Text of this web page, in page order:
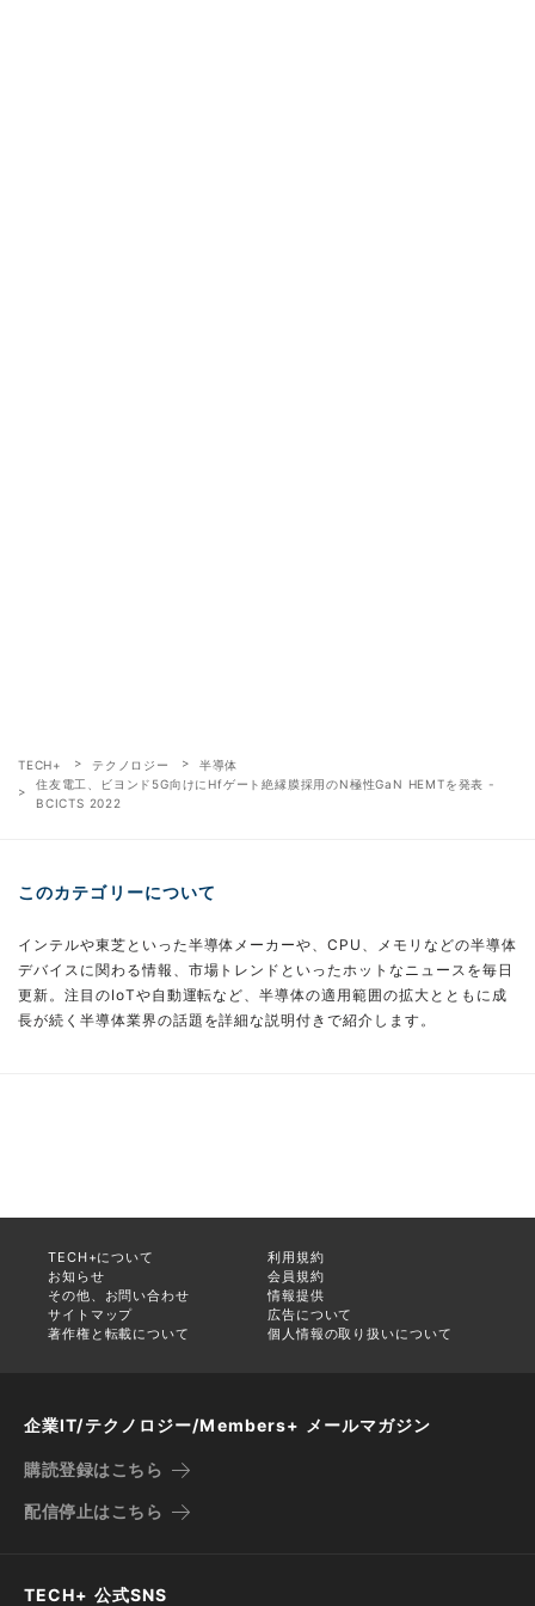
TECH+ テクノロジー
半導体
住友電工、ビヨンド5G向けにHfゲート絶縁膜採用のN極性GaN HEMTを発表 -
BCICTS 2022
このカテゴリーについて
インテルや東芝といった半導体メーカーや、CPU、メモリなどの半導体
デバイスに関わる情報、市場トレンドといったホットなニュースを毎日
更新。注目のIoTや自動運転など、半導体の適用範囲の拡大とともに成
長が続く半導体業界の話題を詳細な説明付きで紹介します。
TECH+について
利用規約
お知らせ
会員規約
その他、お問い合わせ
情報提供
サイトマップ
広告について
著作権と転載について
個人情報の取り扱いについて
企業IT/テクノロジー/Members+ メールマガジン
購読登録はこちら
配信停止はこちら
TECH+ 公式SNS